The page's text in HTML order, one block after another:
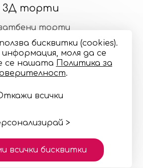
3Д торти
торти
торти
корекции в декорацията и
цветовете
на спорове
върху Creativiso® Xpress™
BGN
бисквитки (cookies).
моля да се
се нашaтa Политика за
.
всички
>
всички бисквитки